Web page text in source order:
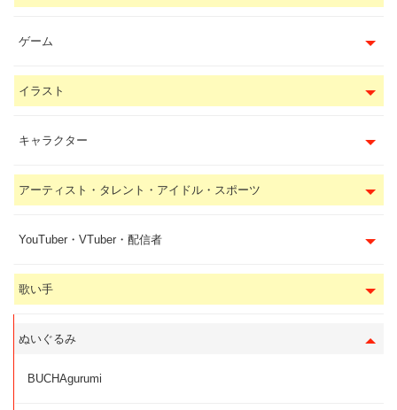
ゲーム
イラスト
キャラクター
アーティスト・タレント・アイドル・スポーツ
YouTuber・VTuber・配信者
歌い手
ぬいぐるみ
BUCHAgurumi